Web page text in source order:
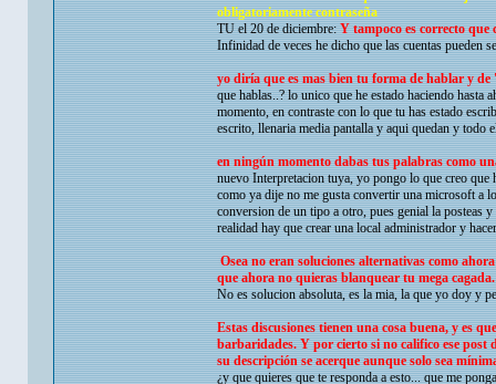
obligatoriamente contraseña
TU el 20 de diciembre:Y tampoco es correcto que
Infinidad de veces he dicho que las cuentas pueden
yo diría que es mas bien tu forma de hablar y
que hablas..? lo unico que he estado haciendo hasta
momento, en contraste con lo que tu has estado
escrito, llenaria media pantalla y aqui quedan y todo
en ningún momento dabas tus palabras como
nuevo Interpretacion tuya, yo pongo lo que creo
como ya dije no me gusta convertir una microsoft a
conversion de un tipo a otro, pues genial la posteas
realidad hay que crear una local administrador y
Osea no eran soluciones alternativas como
que ahora no quieras blanquear tu mega cagada.
No es solucion absoluta, es la mia, la que yo doy y
Estas discusiones tienen una cosa buena, y es
barbaridades. Y por cierto si no califico ese post
su descripción se acerque aunque solo sea
¿y que quieres que te responda a esto... que me